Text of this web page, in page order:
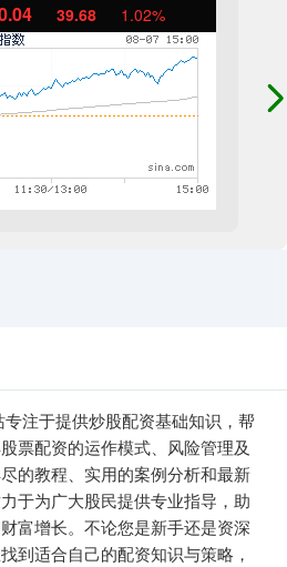
39.68 1.02%
注于提供炒股配资基础知识，帮
票配资的运作模式、风险管理及
的教程、实用的案例分析和最新
于为广大股民提供专业指导，助
富增长。不论您是新手还是资深
到适合自己的配资知识与策略，